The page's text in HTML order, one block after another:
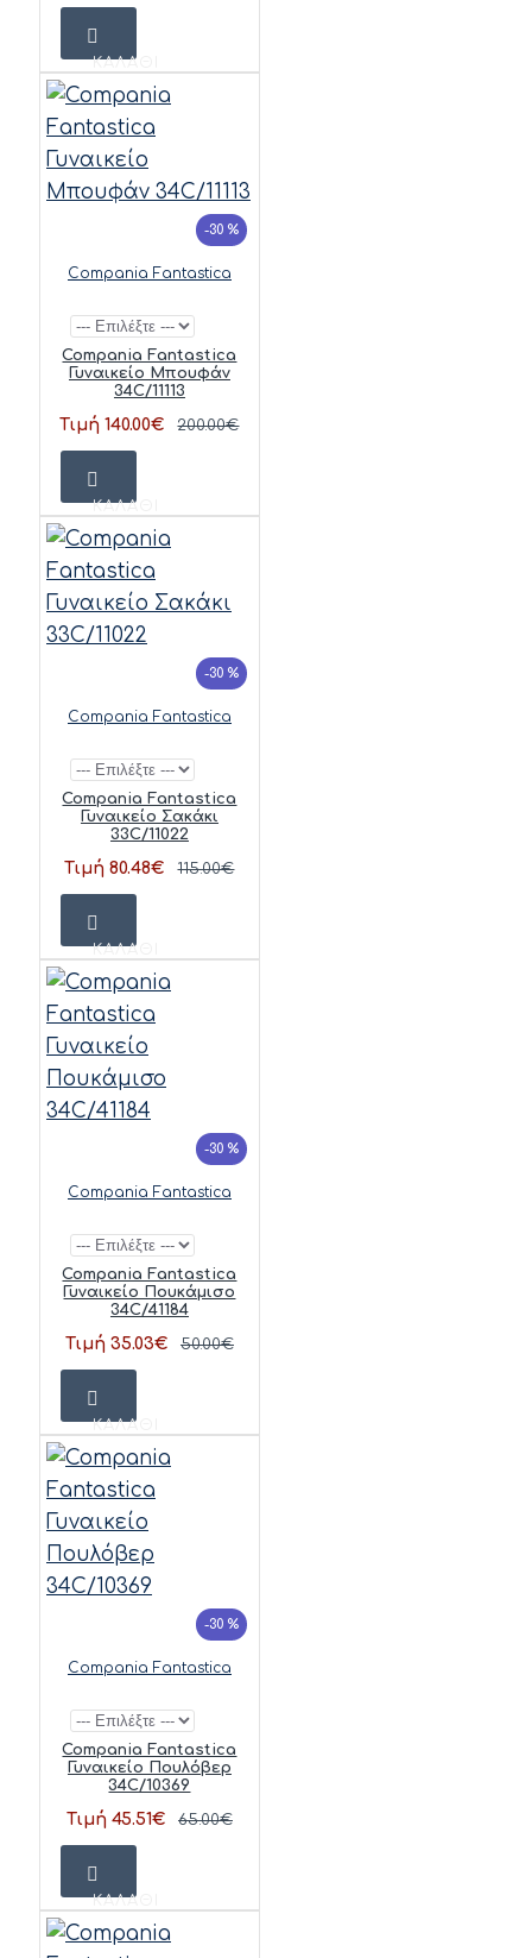
ΚΑΛΆΘΙ
-30 %
Compania Fantastica
Compania Fantastica
Γυναικείο Μπουφάν
34C/11113
Τιμή 140.00€ 200.00€
ΚΑΛΆΘΙ
-30 %
Compania Fantastica
Compania Fantastica
Γυναικείο Σακάκι
33C/11022
Τιμή 80.48€ 115.00€
ΚΑΛΆΘΙ
-30 %
Compania Fantastica
Compania Fantastica
Γυναικείο Πουκάμισο
34C/41184
Τιμή 35.03€ 50.00€
ΚΑΛΆΘΙ
-30 %
Compania Fantastica
Compania Fantastica
Γυναικείο Πουλόβερ
34C/10369
Τιμή 45.51€ 65.00€
ΚΑΛΆΘΙ